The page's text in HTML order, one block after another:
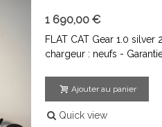
1 690,00 €
FLAT CAT Gear 1.0
chargeur : neufs -
Ajouter au panier
Quick view